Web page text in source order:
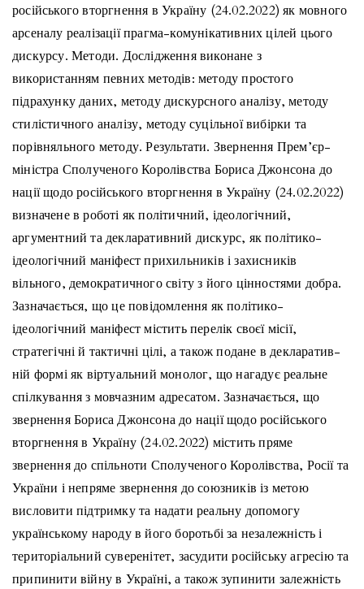
російського вторгнення в Україну (24.02.2022) як мовного
арсеналу реалізації прагма-комунікативних цілей цього
дискурсу. Методи. Дослідження виконане з
використанням певних методів: методу простого
підрахунку даних, методу дискурсного аналізу, методу
стилістичного аналізу, методу суцільної вибірки та
порівняльного методу. Результати. Звернення Прем’єр-
міністра Сполученого Королівства Бориса Джонсона до
нації щодо російського вторгнення в Україну (24.02.2022)
визначене в роботі як політичний, ідеологічний,
аргументний та декларативний дискурс, як політико-
ідеологічний маніфест прихильників і захисників
вільного, демократичного світу з його цінностями добра.
Зазначається, що це повідомлення як політико-
ідеологічний маніфест містить перелік своєї місії,
стратегічні й тактичні цілі, а також подане в декларатив-
ній формі як віртуальний монолог, що нагадує реальне
спілкування з мовчазним адресатом. Зазначається, що
звернення Бориса Джонсона до нації щодо російського
вторгнення в Україну (24.02.2022) містить пряме
звернення до спільноти Сполученого Королівства, Росії та
України і непряме звернення до союзників із метою
висловити підтримку та надати реальну допомогу
українському народу в його боротьбі за незалежність і
територіальний суверенітет, засудити російську агресію та
припинити війну в Україні, а також зупинити залежність